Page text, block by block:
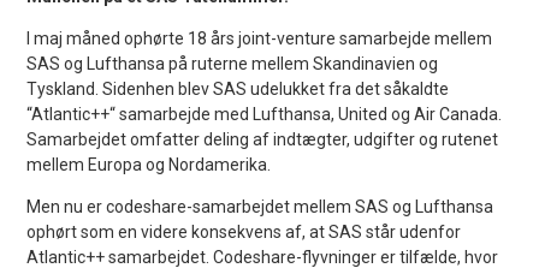
I maj måned ophørte 18 års joint-venture samarbejde mellem
SAS og Lufthansa på ruterne mellem Skandinavien og
Tyskland. Sidenhen blev SAS udelukket fra det såkaldte
“Atlantic++“ samarbejde med Lufthansa, United og Air Canada.
Samarbejdet omfatter deling af indtægter, udgifter og rutenet
mellem Europa og Nordamerika.
Men nu er codeshare-samarbejdet mellem SAS og Lufthansa
ophørt som en videre konsekvens af, at SAS står udenfor
Atlantic++ samarbejdet. Codeshare-flyvninger er tilfælde, hvor